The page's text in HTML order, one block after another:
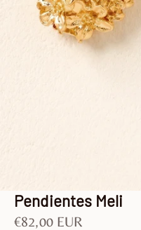
Pendientes Meli
Precio de oferta
€82,00 EUR